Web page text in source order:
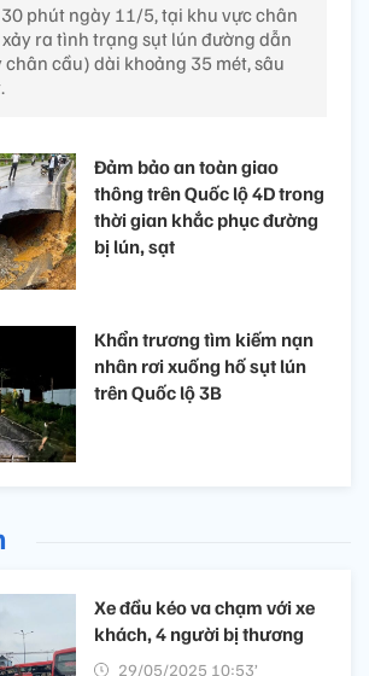
phút ngày 11/5, tại khu vực chân
ra tình trạng sụt lún đường dẫn
cầu) dài khoảng 35 mét, sâu
Đảm bảo an toàn giao
thông trên Quốc lộ 4D trong
thời gian khắc phục đường
bị lún, sạt
Khẩn trương tìm kiếm nạn
nhân rơi xuống hố sụt lún
trên Quốc lộ 3B
Xe đầu kéo va chạm với xe
khách, 4 người bị thương
29/05/2025 10:53’